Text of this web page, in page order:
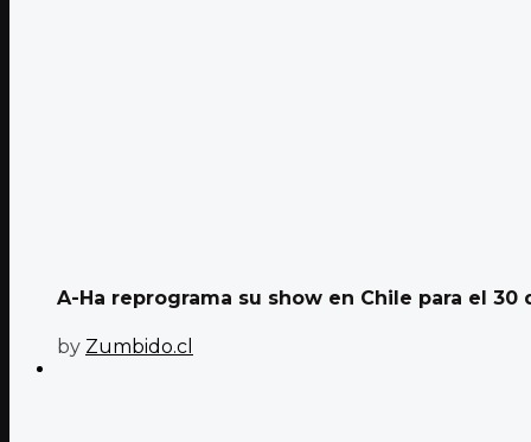
A-Ha reprograma su show en Chile para el 30
by Zumbido.cl